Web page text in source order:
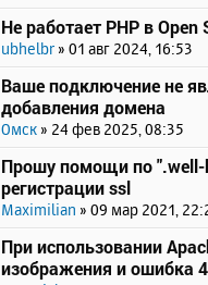
Не работает PHP в Open
ubhelbr » 01 авг 2024, 16:53
Ваше подключение не
добавления домена
Омск » 24 фев 2025, 08:35
Прошу помощи по ".well-
регистрации ssl
Maximilian » 09 мар 2021,
При использовании
изображения и ошибка